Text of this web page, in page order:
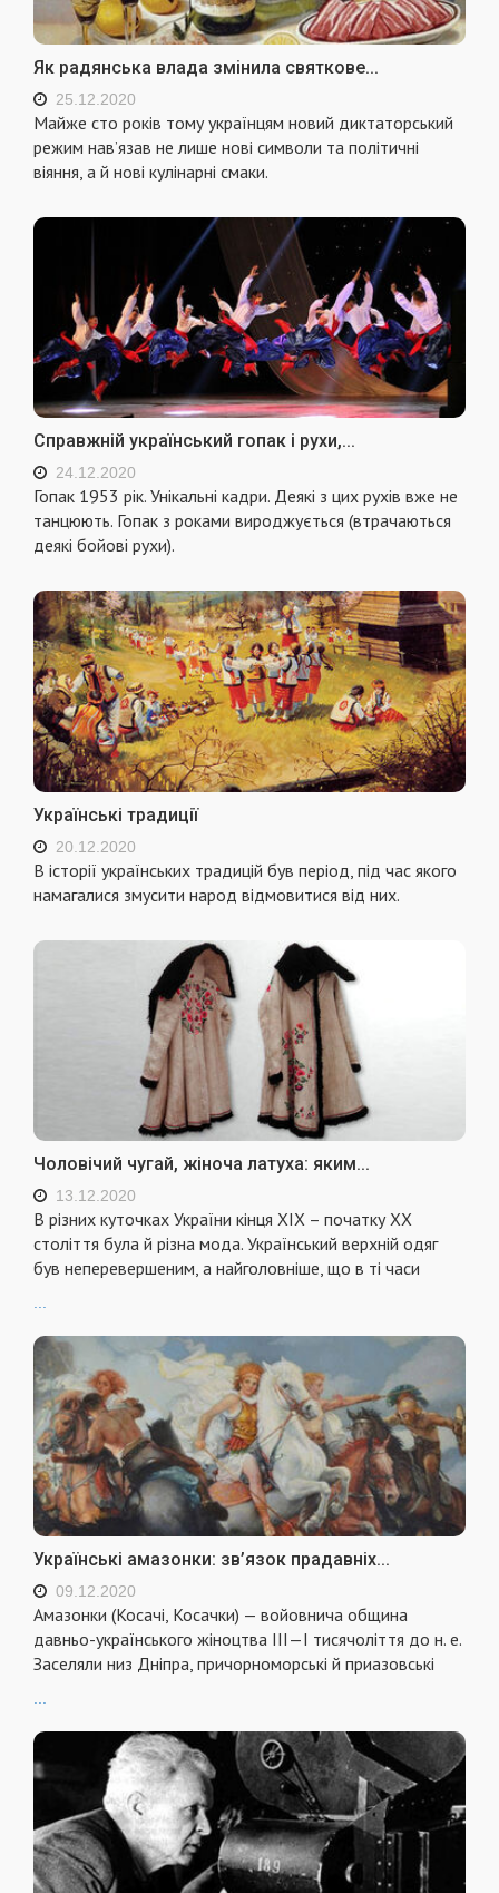
Як радянська влада змінила святкове...
25.12.2020
Майже сто років тому українцям новий диктаторський
режим нав’язав не лише нові символи та політичні
віяння, а й нові кулінарні смаки.
Справжній український гопак і рухи,...
24.12.2020
Гопак 1953 рік. Унікальні кадри. Деякі з цих рухів вже не
танцюють. Гопак з роками вироджується (втрачаються
деякі бойові рухи).
Українські традиції
20.12.2020
В історії українських традицій був період, під час якого
намагалися змусити народ відмовитися від них.
Чоловічий чугай, жіноча латуха: яким...
13.12.2020
В різних куточках України кінця ХІХ – початку ХХ
століття була й різна мода. Український верхній одяг
був неперевершеним, а найголовніше, що в ті часи
Українські амазонки: зв’язок прадавніх...
09.12.2020
Амазонки (Косачі, Косачки) — войовнича община
давньо-українського жіноцтва III—І тисячоліття до н. е.
Заселяли низ Дніпра, причорноморські й приазовські
...